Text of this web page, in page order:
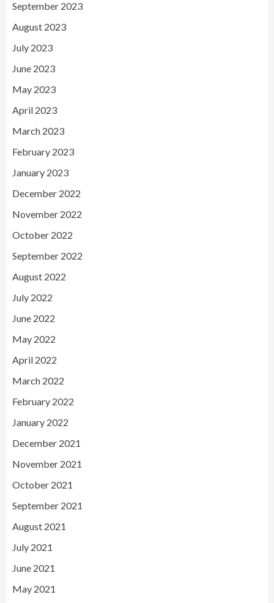
September 2023
August 2023
July 2023
June 2023
May 2023
April 2023
March 2023
February 2023
January 2023
December 2022
November 2022
October 2022
September 2022
August 2022
July 2022
June 2022
May 2022
April 2022
March 2022
February 2022
January 2022
December 2021
November 2021
October 2021
September 2021
August 2021
July 2021
June 2021
May 2021